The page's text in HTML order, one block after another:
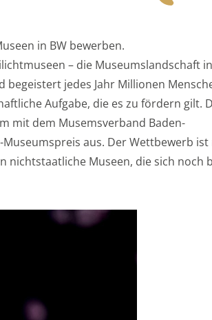
in BW bewerben.
– die Museumslandschaft in
jedes Jahr Millionen
Aufgabe, die es zu fördern gilt.
mit dem Musemsverband Baden-
aus. Der Wettbewerb
nichtstaatliche Museen, die sich noch